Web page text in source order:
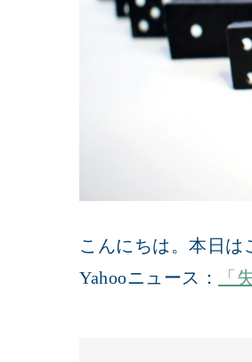
こんにちは。本日は
Yahooニュース：
「